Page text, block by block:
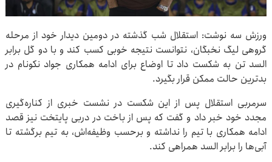
ورزش سه نوشت: استقلال شب گذشته در دومین دیدار خود از مرحله
گروهی لیگ نخبگان، نتوانست نتیجه خوبی کسب کند و با دو گل برابر
السد تن به شکست داد تا اوضاع برای ادامه همکاری جواد نکونام در
بدترین حالت ممکن قرار بگیرد.
سرمربی استقلال پس از این شکست در نشست خبری از کناره‌گیری
مجدد خود خبر داد و گفت که پس از باخت در دربی پایتخت نیز قصد
ادامه همکاری با تیم را نداشته و برحسب وظیفه‌اش، به تیم برگشته تا
آبی‌ها را برابر السد همراهی کند.